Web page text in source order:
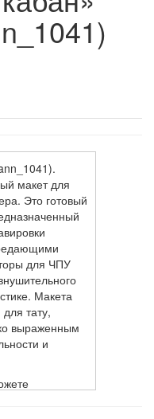
макет для
Это готовый
для ЧПУ
Макета
тату,
выраженным
и